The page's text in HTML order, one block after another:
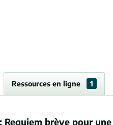
Ressources en ligne 1
Requiem brève pour